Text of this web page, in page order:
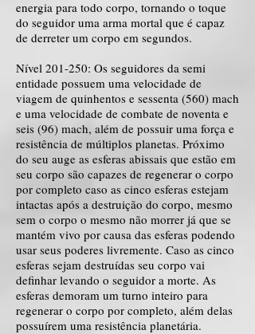
energia para todo corpo, tornando o toque
do seguidor uma arma mortal que é capaz
de derreter um corpo em segundos.
Nível 201-250: Os seguidores da semi
entidade possuem uma velocidade de
viagem de quinhentos e sessenta (560) mach
e uma velocidade de combate de noventa e
seis (96) mach, além de possuir uma força e
resistência de múltiplos planetas. Próximo
do seu auge as esferas abissais que estão em
seu corpo são capazes de regenerar o corpo
por completo caso as cinco esferas estejam
intactas após a destruição do corpo, mesmo
sem o corpo o mesmo não morrer já que se
mantém vivo por causa das esferas podendo
usar seus poderes livremente. Caso as cinco
esferas sejam destruídas seu corpo vai
definhar levando o seguidor a morte. As
esferas demoram um turno inteiro para
regenerar o corpo por completo, além delas
possuírem uma resistência planetária.